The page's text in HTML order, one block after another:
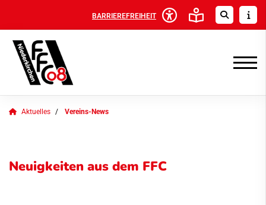
BARRIEREFREIHEIT
Aktuelles Vereins-News
Neuigkeiten aus dem FFC